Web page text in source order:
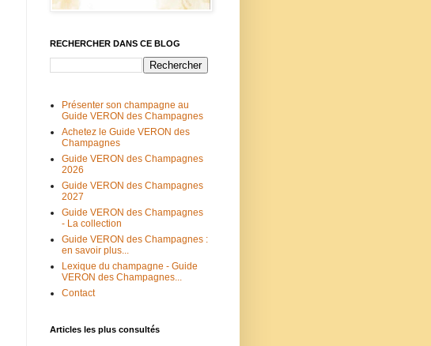
RECHERCHER DANS CE BLOG
Présenter son champagne au
Guide VERON des Champagnes
Achetez le Guide VERON des
Champagnes
Guide VERON des Champagnes
2026
Guide VERON des Champagnes
2027
Guide VERON des Champagnes
- La collection
Guide VERON des Champagnes :
en savoir plus...
Lexique du champagne - Guide
VERON des Champagnes...
Contact
Articles les plus consultés